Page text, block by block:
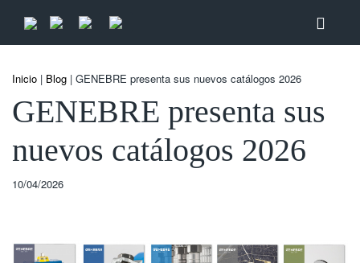
Inicio | Blog | GENEBRE presenta sus nuevos catálogos 2026
GENEBRE presenta sus
nuevos catálogos 2026
10/04/2026